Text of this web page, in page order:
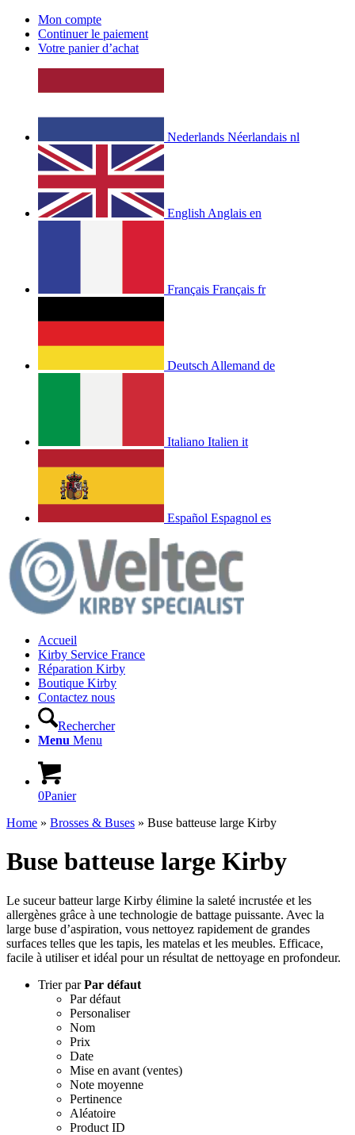
Mon compte
Continuer le paiement
Votre panier d’achat
Nederlands Néerlandais nl
English Anglais en
Français Français fr
Deutsch Allemand de
Italiano Italien it
Español Espagnol es
Accueil
Kirby Service France
Réparation Kirby
Boutique Kirby
Contactez nous
Rechercher
Menu Menu
0Panier
Home » Brosses & Buses » Buse batteuse large Kirby
Buse batteuse large Kirby
Le suceur batteur large Kirby élimine la saleté incrustée et les
allergènes grâce à une technologie de battage puissante. Avec la
large buse d’aspiration, vous nettoyez rapidement de grandes
surfaces telles que les tapis, les matelas et les meubles. Efficace,
facile à utiliser et idéal pour un résultat de nettoyage en profondeur.
Trier parPar défaut
Par défaut
Personaliser
Nom
Prix
Date
Mise en avant (ventes)
Note moyenne
Pertinence
Aléatoire
Product ID